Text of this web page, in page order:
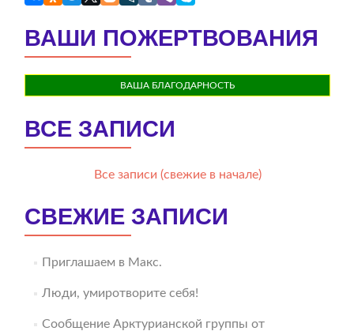
ВАШИ ПОЖЕРТВОВАНИЯ
ВАША БЛАГОДАРНОСТЬ
ВСЕ ЗАПИСИ
Все записи (свежие в начале)
СВЕЖИЕ ЗАПИСИ
Приглашаем в Макс.
Люди, умиротворите себя!
Сообщение Арктурианской группы от